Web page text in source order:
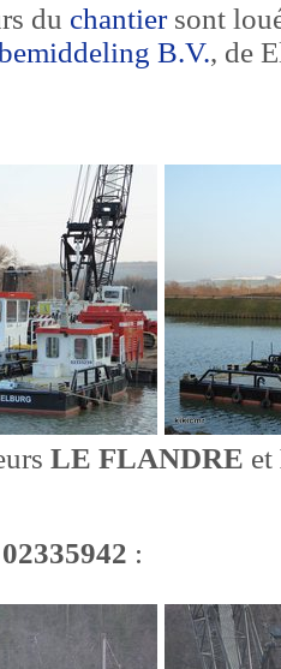
du chantiersont
B.V., de
LE FLANDRE et
: